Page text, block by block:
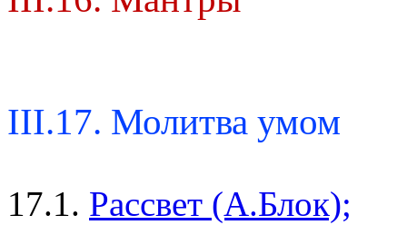
III.17. Молитва умом
17.1. Рассвет (А.Блок);